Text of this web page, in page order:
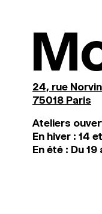
24, rue
75018 Paris
Ateliers
En hiver : 14
En été : Du